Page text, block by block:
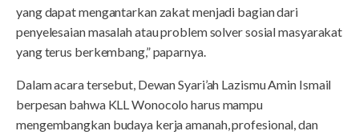
yang dapat mengantarkan zakat menjadi bagian dari
penyelesaian masalah atau problem solver sosial masyarakat
yang terus berkembang,” paparnya.
Dalam acara tersebut, Dewan Syari’ah Lazismu Amin Ismail
berpesan bahwa KLL Wonocolo harus mampu
mengembangkan budaya kerja amanah, profesional, dan